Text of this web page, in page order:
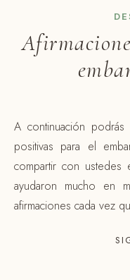
A continuación podrás revisar y descargar 6 afirmaciones
positivas para el
compartir con ustedes
ayudaron mucho en
afirmaciones cada vez